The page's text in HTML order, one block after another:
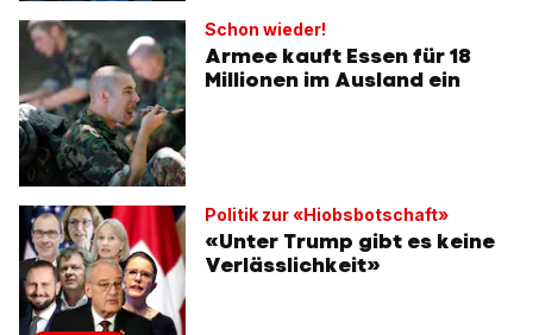
Schon wieder!
Armee kauft Essen für 18
Millionen im Ausland ein
Politik zur «Hiobsbotschaft»
«Unter Trump gibt es keine
Verlässlichkeit»